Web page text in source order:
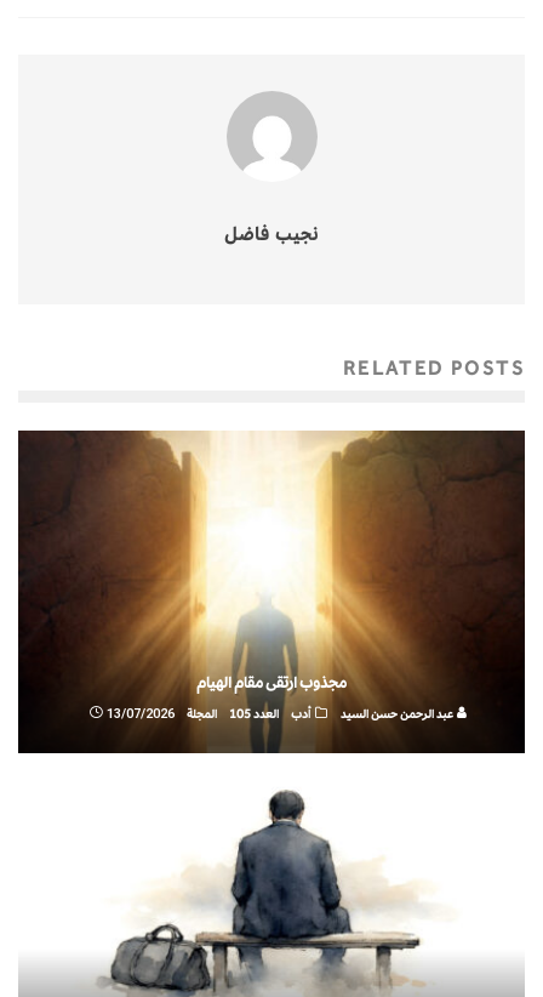
نجيب فاضل
RELATED POSTS
مجذوب ارتقى مقام الهيام
⁠عبد الرحمن حسن السيد أدب العدد 105 المجلة 13/07/2026